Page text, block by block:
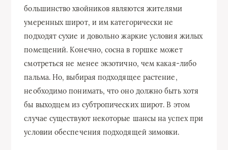
большинство хвойников являются жителями
умеренных широт, и им категорически не
подходят сухие и довольно жаркие условия жилых
помещений. Конечно, сосна в горшке может
смотреться не менее экзотично, чем какая-либо
пальма. Но, выбирая подходящее растение,
необходимо понимать, что оно должно быть хотя
бы выходцем из субтропических широт. В этом
случае существуют некоторые шансы на успех при
условии обеспечения подходящей зимовки.